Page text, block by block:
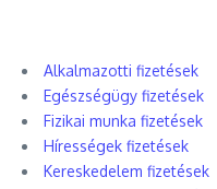
Alkalmazotti fizetések
Egészségügy fizetések
Fizikai munka fizetések
Hírességek fizetések
Kereskedelem fizetések